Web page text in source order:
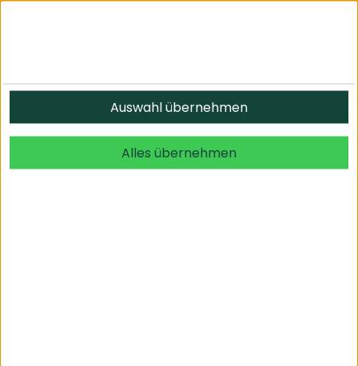
Auswahl übernehmen
Alles übernehmen